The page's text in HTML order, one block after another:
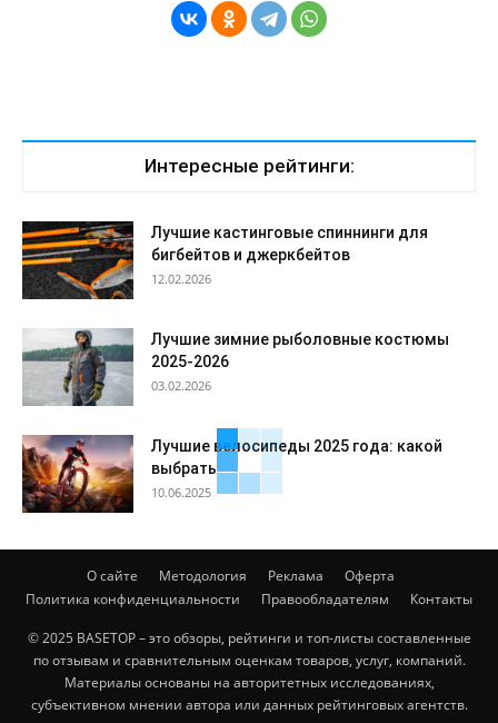
Интересные рейтинги:
Лучшие кастинговые спиннинги для
бигбейтов и джеркбейтов
12.02.2026
Лучшие зимние рыболовные костюмы
2025-2026
03.02.2026
Лучшие велосипеды 2025 года: какой
выбрать
10.06.2025
О сайте Методология Реклама
Оферта
Политика конфиденциальности
Правообладателям Контакты
© 2025 BASETOP – это обзоры, рейтинги и топ-листы составленные
по отзывам и сравнительным оценкам товаров, услуг, компаний.
Материалы основаны на авторитетных исследованиях,
субъективном мнении автора или данных рейтинговых агентств.